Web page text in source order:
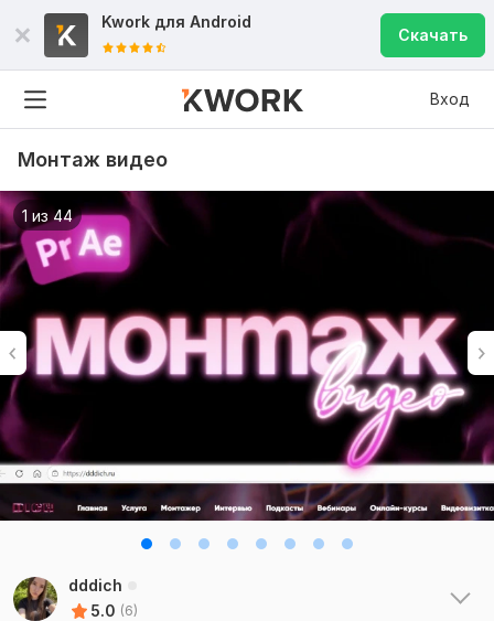
Kwork для Android
Скачать
Вход
Монтаж видео
1 из 44
dddich
5.0 (6)